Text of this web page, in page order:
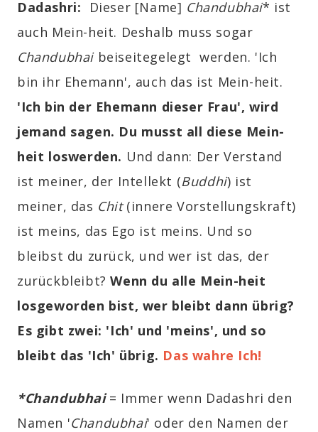
Dadashri: Dieser [Name] Chandubhai* ist
auch Mein-heit. Deshalb muss sogar
Chandubhaibeiseitegelegt werden. 'Ich
bin ihr Ehemann', auch das ist Mein-heit.
'Ich bin der Ehemann dieser Frau', wird
jemand sagen. Du musst all diese Mein-
heit loswerden. Und dann: Der Verstand
ist meiner, der Intellekt (Buddhi) ist
meiner, das Chit (innere Vorstellungskraft)
ist meins, das Ego ist meins. Und so
bleibst du zurück, und wer ist das, der
zurückbleibt?Wenn du alle Mein-heit
losgeworden bist, wer bleibt dann übrig?
Es gibt zwei: 'Ich' und 'meins', und so
bleibt das 'Ich' übrig. Das wahre Ich!
*Chandubhai= Immer wenn Dadashri den
Namen 'Chandubhai' oder den Namen der